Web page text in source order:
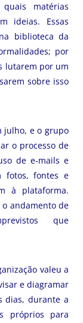
matérias
ideias. Essas
biblioteca da
por
lutarem por um
sobre isso
julho, e o grupo
o processo de
de e-mails e
fotos, fontes e
à plataforma.
andamento de
que
valeu a
e diagramar
dias, durante a
próprios para